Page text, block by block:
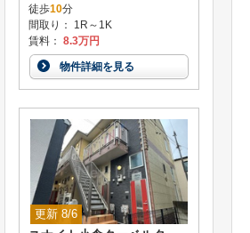
徒歩10分
間取り： 1R～1K
賃料： 8.3万円
物件詳細を見る
更新 8/6